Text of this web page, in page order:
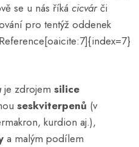
se u nás říká cicvárči
pro tentýž oddenek
je zdrojem silice
seskviterpenů (v
kurdion aj.),
a malým podílem